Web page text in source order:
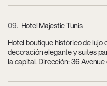
09
Hotel Majestic Tunis
Hotel boutique histórico de
decoración elegante y suites
la capital. Dirección: 36 Avenue